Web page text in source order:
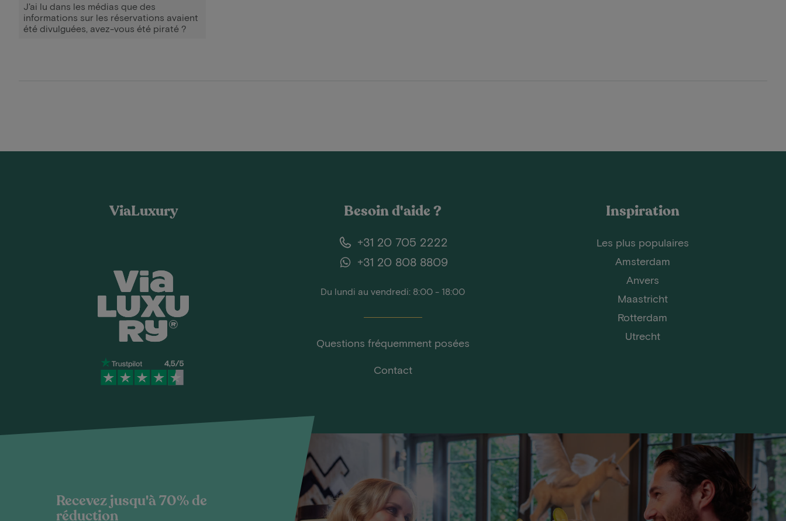
J'ai lu dans les médias que des
informations sur les réservations avaient
été divulguées, avez-vous été piraté ?
ViaLuxury Besoin d'aide ?
+31 20 705 2222
+31 20 808 8809
Du lundi au vendredi: 8:00 - 18:00
Questions fréquemment posées
Contact
Inspiration
Les plus populaires
Amsterdam
Anvers
Maastricht
Rotterdam
Utrecht
Recevez jusqu'à 70% de
réduction